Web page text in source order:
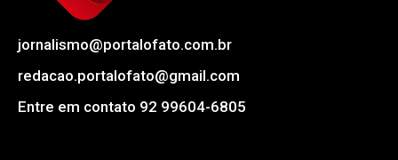
jornalismo@portalofato.com.br
redacao.portalofato@gmail.com
Entre em contato 92 99604-6805